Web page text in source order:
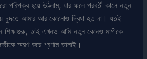
পরিপক্ব হয়ে উঠলাম, যার ফলে পরবর্তী কালে নতুন
চুদতে আমার আর কোনোও দ্বিধা হত না। যতই
শিক্ষাগুরু, তাই এখনও আমি নতুন কোনও মাগীকে
স্মরণ করে প্রণাম জানাই।